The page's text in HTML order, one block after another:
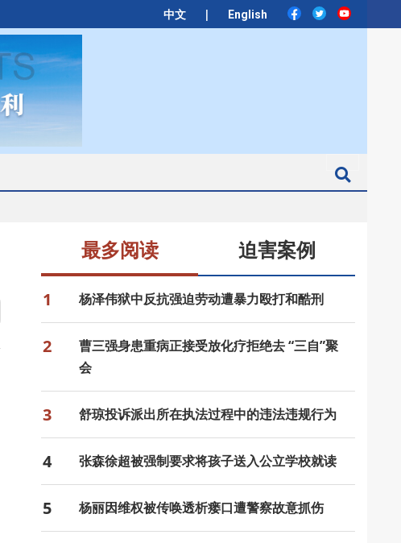
中文 | English
最多阅读 迫害案例
1 杨泽伟狱中反抗强迫劳动遭暴力殴打和酷刑
2
曹三强身患重病正接受放化疗拒绝去 “三自”聚
会
3 舒琼投诉派出所在执法过程中的违法违规行为
4 张森徐超被强制要求将孩子送入公立学校就读
5 杨丽因维权被传唤透析瘘口遭警察故意抓伤